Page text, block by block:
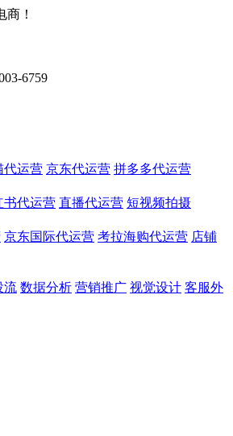
！
6759
代运营 京东代运营 拼多多代运营
书代运营 直播代运营 短视频拍摄
京东国际代运营 考拉海购代运营 店铺
流 数据分析 营销推广 视觉设计 客服外